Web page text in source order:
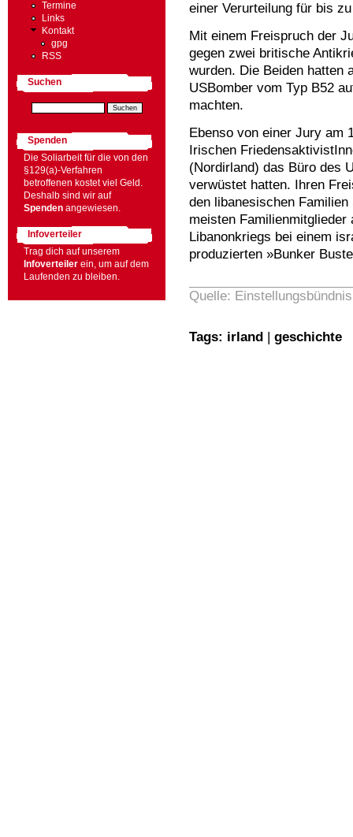
einer Verurteilung für bis
Mit einem Freispruch der
gegen zwei britische
wurden. Die Beiden hatten
USBomber vom Typ B52
machten.
Ebenso von einer Jury am
Irischen
(Nordirland) das Büro des
verwüstet hatten. Ihren
den libanesischen
meisten Familienmitglieder
Libanonkriegs bei einem
produzierten »Bunker
Quelle:
Tags: irland | geschichte
Termine
Links
Kontakt
gpg
RSS
Suchen
Spenden
Die Soliarbeit für die von den
§129(a)-Verfahren
betroffenen kostet viel Geld.
Deshalb sind wir auf
Spenden angewiesen.
Infoverteiler
Trag dich auf unserem
Infoverteiler ein, um auf dem
Laufenden zu bleiben.